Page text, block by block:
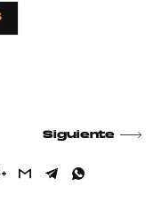
Siguiente